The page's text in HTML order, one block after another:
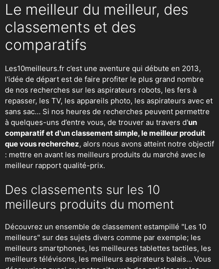
Le meilleur du meilleur, des
classements et des
comparatifs
Les10meilleurs.fr c’est une aventure qui débute en 2013,
l'idée de départ est de faire profiter le plus grand nombre
de nos recherches sur les aspirateurs robots, les fers à
repasser, les TV, les appareils photo, les aspirateurs avec et
sans sac… Si nos heures de recherches peuvent permettre
à quelques-uns d’entre vous, de trouver au travers d'un
comparatif et d'un classement simple, le meilleur produit
que vous recherchez, alors nous avons atteint notre objectif
: mettre en avant les meilleurs produits du marché avec le
meilleur rapport qualité-prix.
Des classements sur les 10
meilleurs produits du moment
Découvrez un ensemble de classement estampillé "Les 10
meilleurs" sur des sujets divers comme par exemple; les
meilleurs smartphones, les meilleures tablettes tactiles, les
meilleurs télévisons, les meilleurs aspirateurs balais... Vous